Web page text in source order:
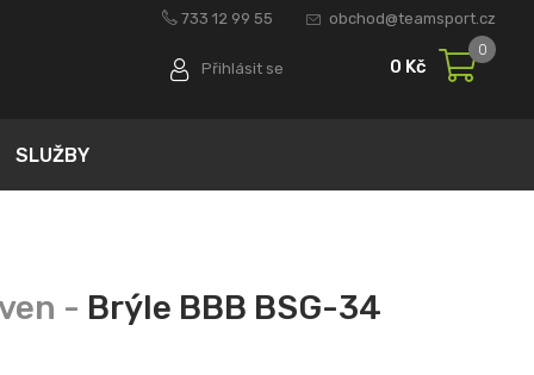
733 12 99 55 obchod@teamsport.cz
Přihlásit se 0 Kč
0
SLUŽBY
Brýle BBB BSG-34